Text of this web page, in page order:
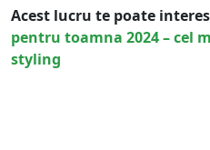
Acest lucru te poate
pentru toamna 2024 – cel
styling